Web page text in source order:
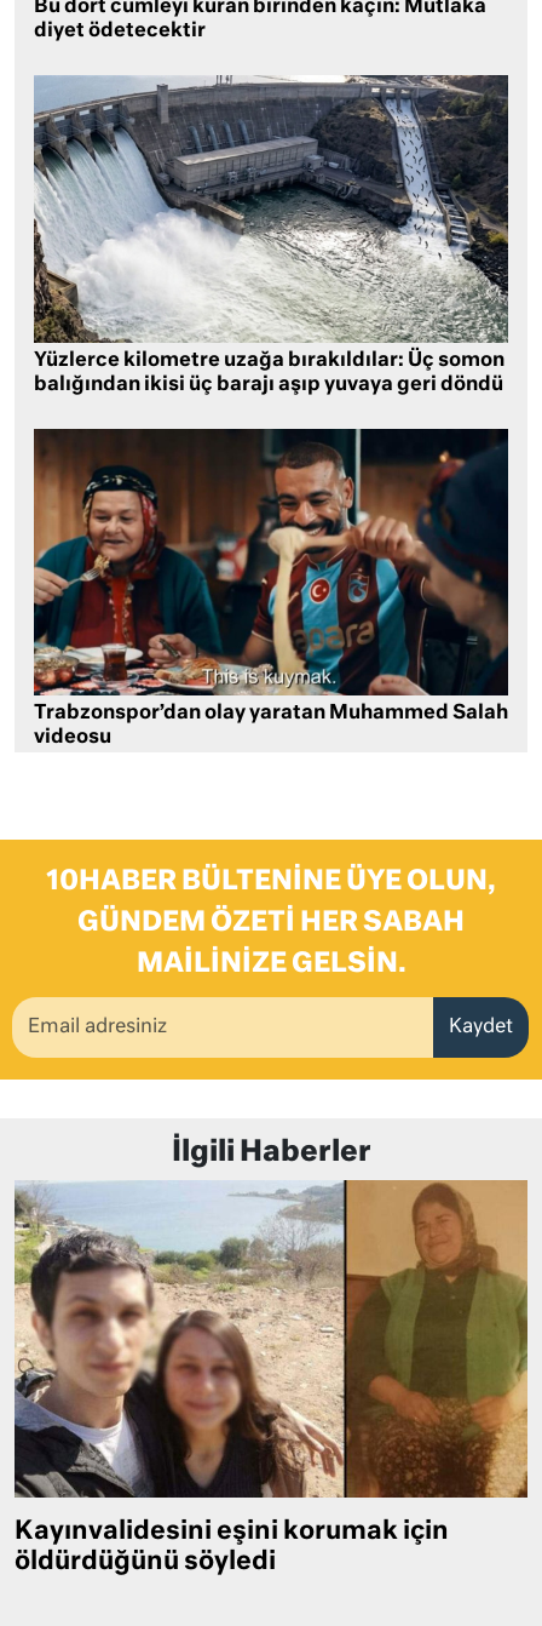
Bu dört cümleyi kuran birinden kaçın: Mutlaka
diyet ödetecektir
Yüzlerce kilometre uzağa bırakıldılar: Üç somon
balığından ikisi üç barajı aşıp yuvaya geri döndü
Trabzonspor’dan olay yaratan Muhammed Salah
videosu
10HABER BÜLTENINE ÜYE OLUN,
GÜNDEM ÖZETI HER SABAH
MAILINIZE GELSIN.
Kaydet
İlgili Haberler
Kayınvalidesini eşini korumak için
öldürdüğünü söyledi